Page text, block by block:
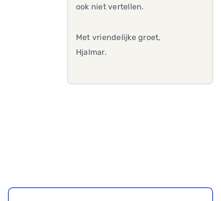
ook niet vertellen.
Met vriendelijke groet,
Hjalmar.